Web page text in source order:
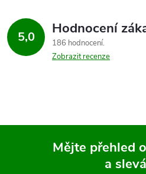
í
p
k
v
á
n
5,0 Hodnocení
186 hodnocení
Zobrazit recenze
Mějte přehled
a